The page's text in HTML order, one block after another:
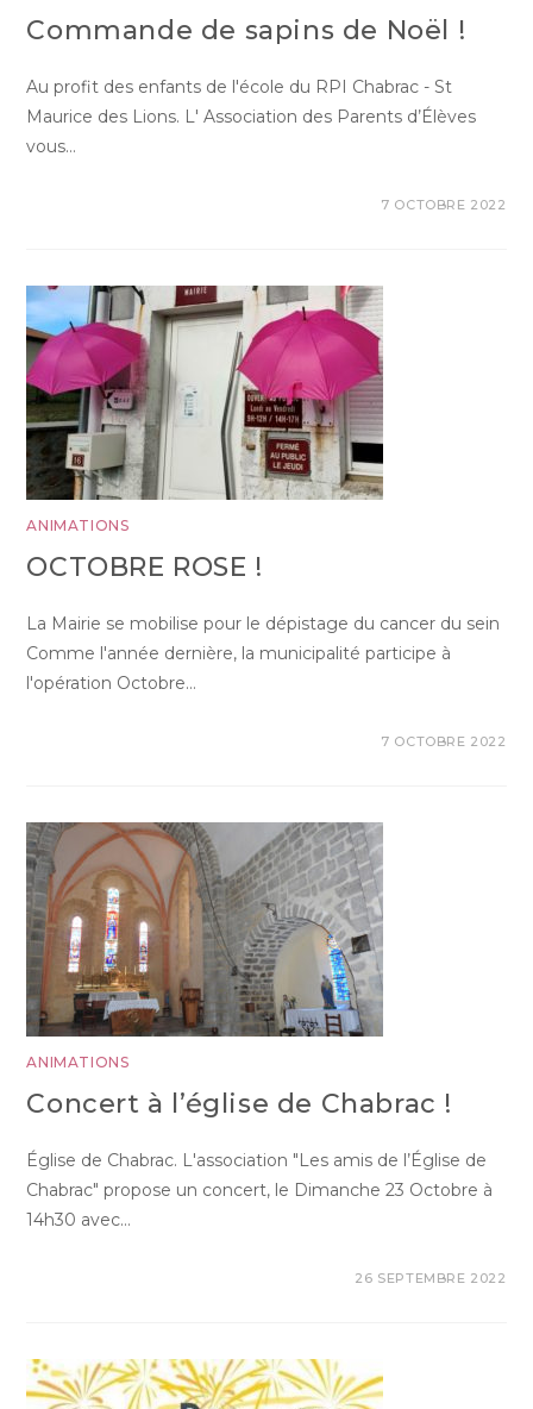
Commande de sapins de Noël !
Au profit des enfants de l'école du RPI Chabrac - St
Maurice des Lions. L' Association des Parents d’Élèves
vous…
7 OCTOBRE 2022
ANIMATIONS
OCTOBRE ROSE !
La Mairie se mobilise pour le dépistage du cancer du sein
Comme l'année dernière, la municipalité participe à
l'opération Octobre…
7 OCTOBRE 2022
ANIMATIONS
Concert à l’église de Chabrac !
Église de Chabrac. L'association "Les amis de l’Église de
Chabrac" propose un concert, le Dimanche 23 Octobre à
14h30 avec…
26 SEPTEMBRE 2022